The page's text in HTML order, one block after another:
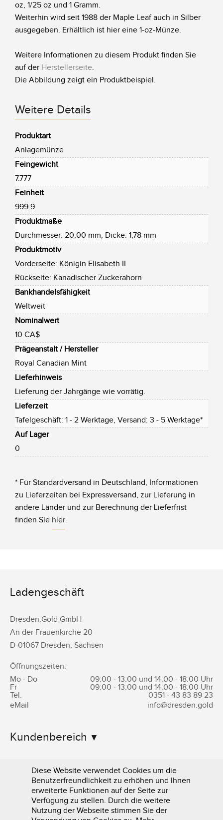
oz, 1/25 oz und 1 Gramm.
Weiterhin wird seit 1988 der Maple Leaf auch in Silber
ausgegeben. Erhältlich ist hier eine 1-oz-Münze.
Weitere Informationen zu diesem Produkt finden Sie
auf der Herstellerseite.
Die Abbildung zeigt ein Produktbeispiel.
Weitere Details
Produktart
Anlagemünze
Feingewicht
7.777
Feinheit
999.9
Produktmaße
Durchmesser: 20,00 mm, Dicke: 1,78 mm
Produktmotiv
Vorderseite: Königin Elisabeth II
Rückseite: Kanadischer Zuckerahorn
Bankhandelsfähigkeit
Weltweit
Nominalwert
10 CA$
Prägeanstalt / Hersteller
Royal Canadian Mint
Lieferhinweis
Lieferung der Jahrgänge wie vorrätig.
Lieferzeit
Tafelgeschäft: 1 - 2 Werktage, Versand: 3 - 5 Werktage*
Auf Lager
0
* Für Standardversand in Deutschland, Informationen
zu Lieferzeiten bei Expressversand, zur Lieferung in
andere Länder und zur Berechnung der Lieferfrist
finden Sie hier.
Ladengeschäft
Dresden.Gold GmbH
An der Frauenkirche 20
D-01067 Dresden, Sachsen
Öffnungszeiten:
Mo - Do
09:00 - 13:00 und 14:00 - 18:00 Uhr
Fr
09:00 - 13:00 und 14:00 - 18:00 Uhr
Tel.
0351 - 43 83 89 23
eMail
info@dresden.gold
Kundenbereich
Informationen
Diese Website verwendet Cookies um die
Benutzerfreundlichkeit zu erhöhen und Ihnen
erweiterte Funktionen auf der Seite zur
Verfügung zu stellen. Durch die weitere
Nutzung der Webseite stimmen Sie der